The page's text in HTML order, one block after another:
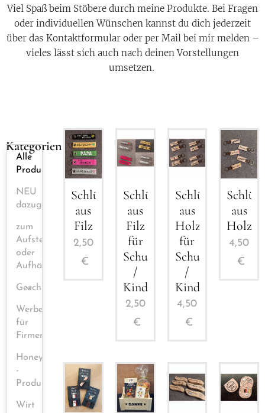
Viel Spaß beim Stöbere durch meine Produkte. Bei Fragen
oder individuellen Wünschen kannst du dich jederzeit
über das Kontaktformular oder per Mail bei mir melden –
vieles lässt sich auch nach deinen Vorstellungen
umsetzen.
Kategorien
Alle
Produkte
NEU
dazugekommen
zum
Aufstellen
oder
Aufhängen
Geschenke
Werbeprodukte
für
Firmen
HoneyBees
-
Produkte
Wirt
Schlüsselanhänger
aus
Filz
2,50
€
Schlüsselanhänger
aus
Filz
für
Schulschluss
/
Kindergartenschluss
2,50
€
aus
Holz
für
Schulschluss
/
4,50
€
aus
Holz
4,50
€